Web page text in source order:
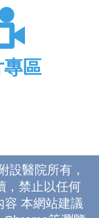
區
設醫院所有，
，禁止以任何
容 本網站建議